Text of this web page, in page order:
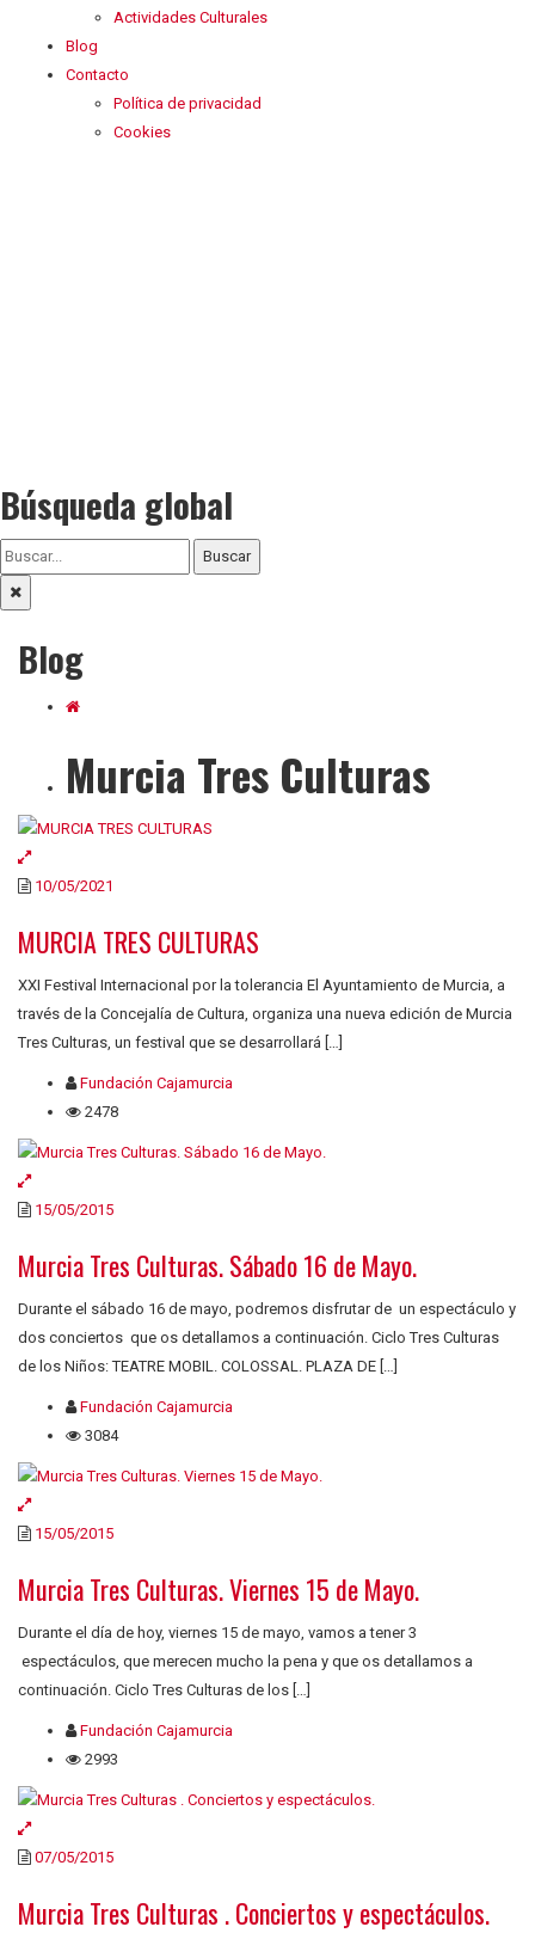
Actividades Culturales
Blog
Contacto
Política de privacidad
Cookies
Búsqueda global
Buscar
Blog
Murcia Tres Culturas
10/05/2021
MURCIA TRES CULTURAS
XXI Festival Internacional por la tolerancia El Ayuntamiento de Murcia, a
través de la Concejalía de Cultura, organiza una nueva edición de Murcia
Tres Culturas, un festival que se desarrollará […]
Fundación Cajamurcia
2478
15/05/2015
Murcia Tres Culturas. Sábado 16 de Mayo.
Durante el sábado 16 de mayo, podremos disfrutar de un espectáculo y
dos conciertos que os detallamos a continuación. Ciclo Tres Culturas
de los Niños: TEATRE MOBIL. COLOSSAL. PLAZA DE […]
Fundación Cajamurcia
3084
15/05/2015
Murcia Tres Culturas. Viernes 15 de Mayo.
Durante el día de hoy, viernes 15 de mayo, vamos a tener 3
espectáculos, que merecen mucho la pena y que os detallamos a
continuación. Ciclo Tres Culturas de los […]
Fundación Cajamurcia
2993
07/05/2015
Murcia Tres Culturas . Conciertos y espectáculos.